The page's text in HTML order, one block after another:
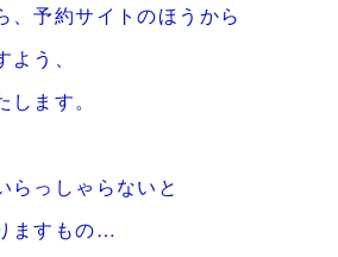
、予約サイトのほうから
う、
ます。
らっしゃらないと
ますもの…